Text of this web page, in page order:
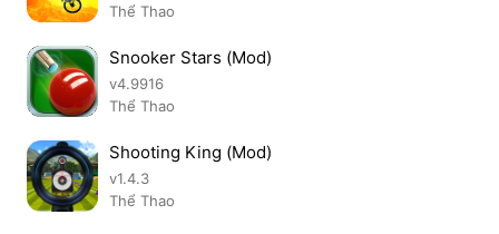
Thể Thao
Snooker Stars (Mod)
v4.9916
Thể Thao
Shooting King (Mod)
v1.4.3
Thể Thao